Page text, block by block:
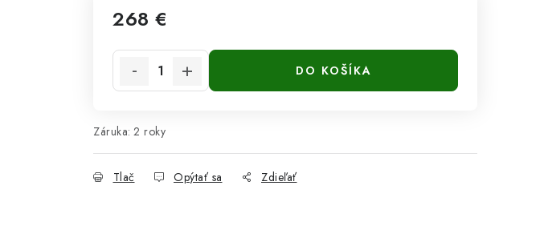
268 €
DO KOŠÍKA
Záruka: 2 roky
Tlač Opýtať sa Zdieľať